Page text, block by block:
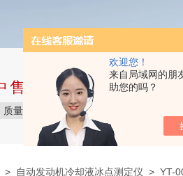
欢迎您！
来自局域网的朋
助您的吗？
售后完整的服务体系
质量保障 价格实惠
> 自动发动机冷却液冰点测定仪 > YT-